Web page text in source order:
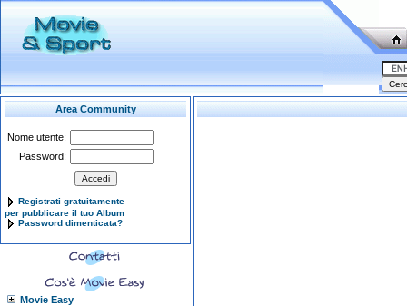
Area Community
Nome utente:
Password:
Registrati gratuitamente
per pubblicare il tuo Album
Password dimenticata?
Movie Easy